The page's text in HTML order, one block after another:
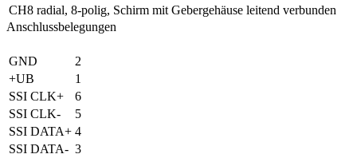
CH8 radial, 8-polig, Schirm mit Gebergehäuse leitend verbunden
Anschlussbelegungen
GND
2
+UB
1
SSI CLK+
6
SSI CLK-
5
SSI DATA+ 4
SSI DATA- 3